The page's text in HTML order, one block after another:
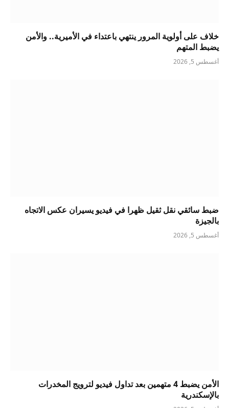
خلاف على أولوية المرور ينتهي باعتداء في الأميرية.. والأمن
يضبط المتهم
أغسطس 5, 2026
ضبط سائقي نقل ثقيل ظهرا في فيديو يسيران عكس الاتجاه
بالجيزة
أغسطس 5, 2026
الأمن يضبط 4 متهمين بعد تداول فيديو لترويج المخدرات
بالإسكندرية